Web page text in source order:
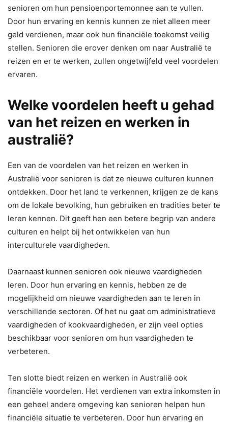
senioren om hun pensioenportemonnee aan te vullen.
Door hun ervaring en kennis kunnen ze niet alleen meer
geld verdienen, maar ook hun financiële toekomst veilig
stellen. Senioren die erover denken om naar Australië te
reizen en er te werken, zullen ongetwijfeld veel voordelen
ervaren.
Welke voordelen heeft u gehad
van het reizen en werken in
australië?
Een van de voordelen van het reizen en werken in
Australië voor senioren is dat ze nieuwe culturen kunnen
ontdekken. Door het land te verkennen, krijgen ze de kans
om de lokale bevolking, hun gebruiken en tradities beter te
leren kennen. Dit geeft hen een betere begrip van andere
culturen en helpt bij het ontwikkelen van hun
interculturele vaardigheden.
Daarnaast kunnen senioren ook nieuwe vaardigheden
leren. Door hun ervaring en kennis, hebben ze de
mogelijkheid om nieuwe vaardigheden aan te leren in
verschillende sectoren. Of het nu gaat om administratieve
vaardigheden of kookvaardigheden, er zijn veel opties
beschikbaar voor senioren om hun vaardigheden te
verbeteren.
Ten slotte biedt reizen en werken in Australië ook
financiële voordelen. Het verdienen van extra inkomsten in
een geheel andere omgeving kan senioren helpen hun
financiële situatie te verbeteren. Door hun ervaring en